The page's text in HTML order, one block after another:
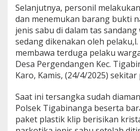
d
r
Selanjutnya, personil
dan menemukan barang bukti
jenis sabu di dalam tas
sedang dikenakan oleh
membawa terduga pelaku
Desa Pergendangen Kec.
Karo, Kamis, (24/4/2025) sekitar
Saat ini tersangka sudah
Polsek Tigabinanga beserta
paket plastik klip berisikan